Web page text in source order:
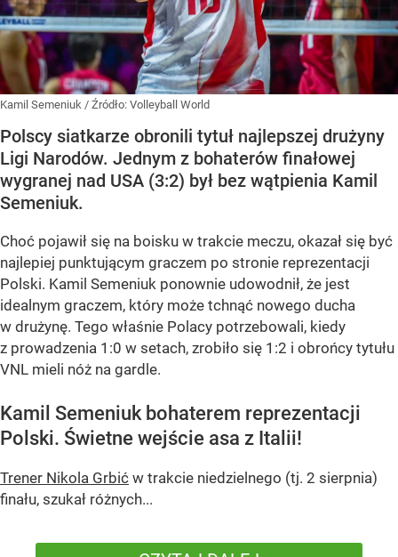
Kamil Semeniuk / Źródło: Volleyball World
Polscy siatkarze obronili tytuł najlepszej drużyny
Ligi Narodów. Jednym z bohaterów finałowej
wygranej nad USA (3:2) był bez wątpienia Kamil
Semeniuk.
Choć pojawił się na boisku w trakcie meczu, okazał się być
najlepiej punktującym graczem po stronie reprezentacji
Polski. Kamil Semeniuk ponownie udowodnił, że jest
idealnym graczem, który może tchnąć nowego ducha
w drużynę. Tego właśnie Polacy potrzebowali, kiedy
z prowadzenia 1:0 w setach, zrobiło się 1:2 i obrońcy tytułu
VNL mieli nóż na gardle.
Kamil Semeniuk bohaterem reprezentacji
Polski. Świetne wejście asa z Italii!
Trener Nikola Grbić w trakcie niedzielnego (tj. 2 sierpnia)
finału, szukał różnych...